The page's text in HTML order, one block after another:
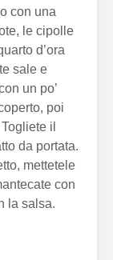
con una
le cipolle
d’ora
sale e
un po’
poi
il
da portata.
mettetele
con
la salsa.